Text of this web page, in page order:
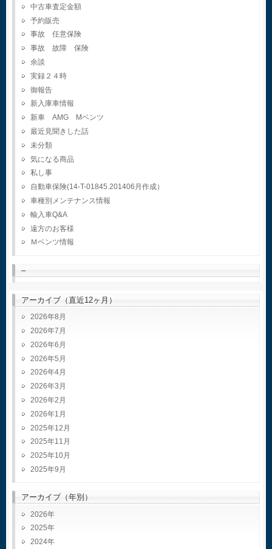
中古車査定金額
予約販売
事故 任意保険
事故 故障 保険
余談
実録２４時
御報告
新入庫車情報
新車 AMG Mベンツ
最近見聞きした話
未分類
気になる商品
私し事
自動車保険(14-T-01845.201406月作成）
車種別メンテナンス情報
輸入車Q&A
遠方のお客様
Ｍベンツ情報
–
アーカイブ（直近12ヶ月）
2026年8月
2026年7月
2026年6月
2026年5月
2026年4月
2026年3月
2026年2月
2026年1月
2025年12月
2025年11月
2025年10月
2025年9月
アーカイブ（年別）
2026
2025
2024